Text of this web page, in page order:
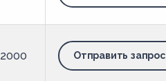
2000 Отправить запрос